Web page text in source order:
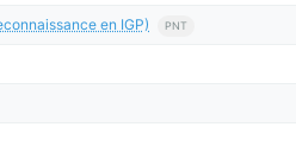
en IGP) PNT